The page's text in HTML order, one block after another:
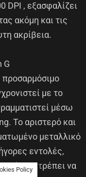
DPI , εξασφαλίζει
ακόμη και τις
ακρίβεια.
G
με το
μέσω
Το αριστερό και
μεταλλικό
εντολές,
σάς επιτρέπει να
Policy